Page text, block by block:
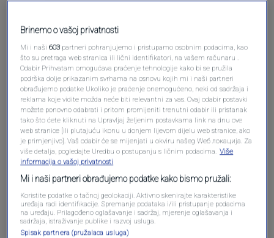
Oglas
Oglas
Brinemo o vašoj privatnosti
Mi i naši603 partneri pohranjujemo i pristupamo osobnim podacima, kao
što su pretraga web stranica ili lični identifikatori, na vašem računaru .
Odabir Prihvatam omogućava praćenje tehnologije kako bi se pružila
podrška dolje prikazanim svrhama na osnovu kojih mi i naši partneri
obrađujemo podatke Ukoliko je praćenje onemogućeno, neki od sadržaja i
reklama koje vidite možda neće biti relevantni za vas. Ovaj odabir postavki
možete ponovno odabrati i pritom promijeniti trenutni odabir ili pristanak
tako što ćete kliknuti na Upravljaj željenim postavkama link na dnu ove
web stranice [ili plutajuću ikonu u donjem lijevom dijelu web stranice, ako
je primjenjivo]. Vaš odabir će se mijenjati u okviru našeg Wеб локација. Za
više detalja, pogledajte Uredbu o postupanju s ličnim podacima. Više
informacija o vašoj privatnosti
Mi i naši partneri obrađujemo podatke kako bismo pružali:
Koristite podatke o tačnoj geolokaciji. Aktivno skenirajte karakteristike
uređaja radi identifikacije. Spremanje podataka i/ili pristupanje podacima
na uređaju. Prilagođeno oglašavanje i sadržaj, mjerenje oglašavanja i
sadržaja, istraživanje publike i razvoj usluga.
Spisak partnera (pružalaca usluga)